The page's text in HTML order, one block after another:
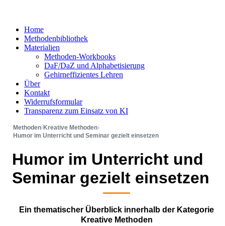
Home
Methodenbibliothek
Materialien
Methoden-Workbooks
DaF/DaZ und Alphabetisierung
Gehirneffizientes Lehren
Über
Kontakt
Widerrufsformular
Transparenz zum Einsatz von KI
Methoden›Kreative Methoden›
Humor im Unterricht und Seminar gezielt einsetzen
Humor im Unterricht und
Seminar gezielt einsetzen
Ein thematischer Überblick innerhalb der Kategorie
Kreative Methoden